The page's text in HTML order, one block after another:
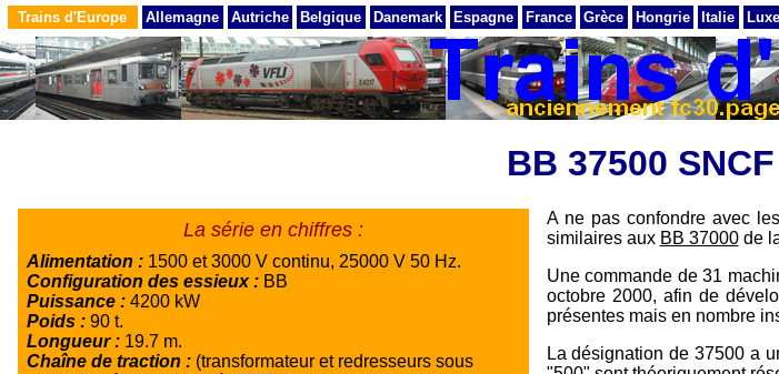
Trains d'Europe Allemagne Autriche Belgique Danemark Espagne France Grèce Hongrie Italie
BB 37500 SNCF
La série en chiffres :
Alimentation : 1500 et 3000 V continu, 25000 V 50 Hz.
Configuration des essieux : BB
Puissance : 4200 kW
Poids : 90 t.
Longueur : 19.7 m.
Chaîne de traction : (transformateur et redresseurs sous
A ne pas confondre avec
similaires aux BB 37000de
Une commande de 31
octobre 2000, afin de
présentes mais en nombre
La désignation de 37500 a